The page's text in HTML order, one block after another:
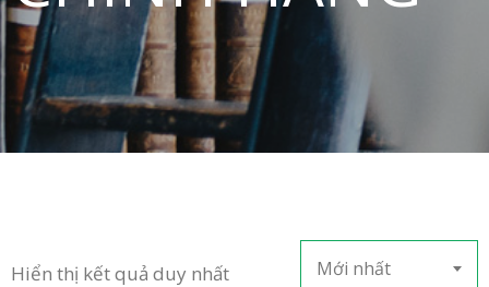
Hiển thị kết quả duy nhất Mới nhất